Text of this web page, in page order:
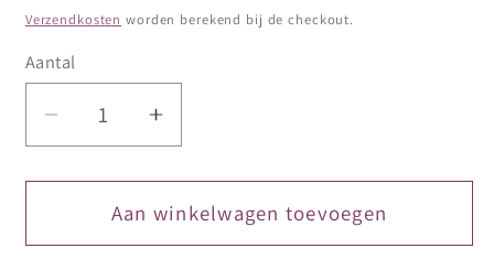
prijs
Verzendkosten worden berekend bij de checkout.
Aantal
Aantal
verlagen
voor
Gellak
Aantal
verhogen
voor
DIVA
Gellak
Aan winkelwagen toevoegen